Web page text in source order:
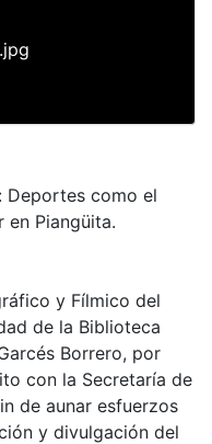
Deportes como el
Piangüita.
y Fílmico del
de la Biblioteca
Borrero, por
con la Secretaría de
de aunar esfuerzos
y divulgación del